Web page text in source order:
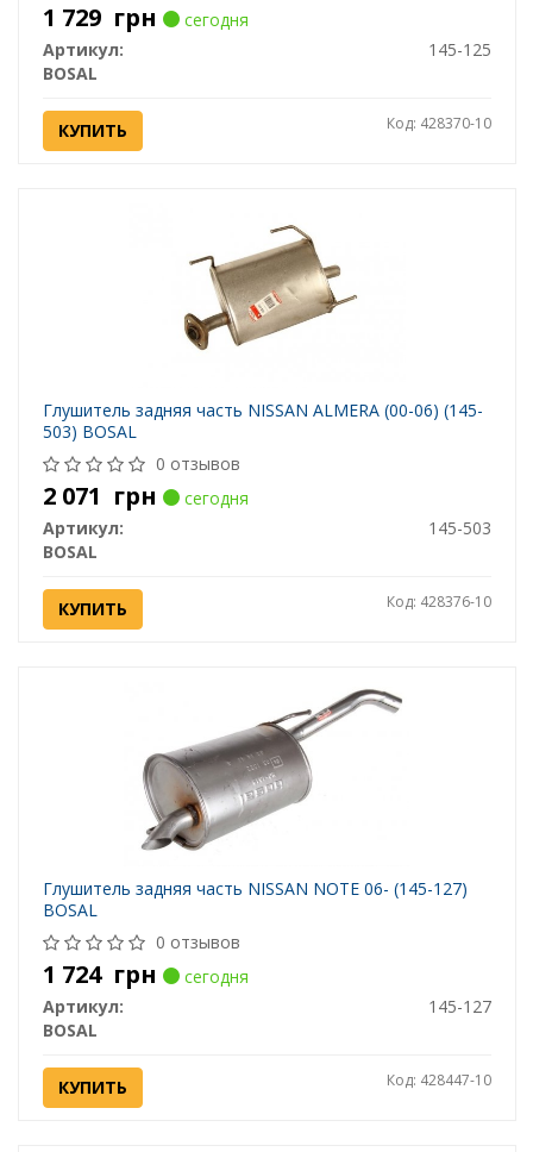
1 729 грн
сегодня
Артикул:
145-125
BOSAL
КУПИТЬ Код: 428370-10
Глушитель задняя часть NISSAN ALMERA (00-06) (145-
503) BOSAL
0 отзывов
2 071 грн
сегодня
Артикул:
145-503
BOSAL
КУПИТЬ Код: 428376-10
Глушитель задняя часть NISSAN NOTE 06- (145-127)
BOSAL
0 отзывов
1 724 грн
сегодня
Артикул:
145-127
BOSAL
КУПИТЬ Код: 428447-10